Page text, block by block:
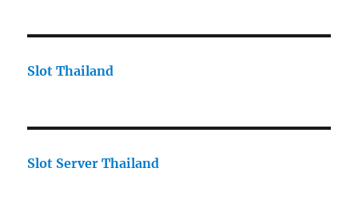
Slot Thailand
Slot Server Thailand